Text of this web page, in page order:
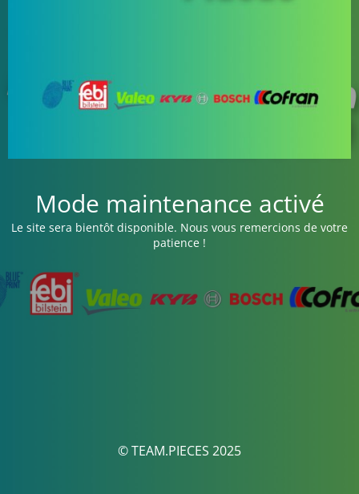
Mode maintenance activé
Le site sera bientôt disponible. Nous vous remercions de votre
patience !
© TEAM.PIECES 2025